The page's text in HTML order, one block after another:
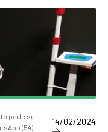
pode ser
(54)
14/02/2024